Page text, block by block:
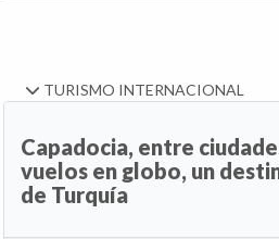
TURISMO INTERNACIONAL
Capadocia, entre
vuelos en globo, un
de Turquía